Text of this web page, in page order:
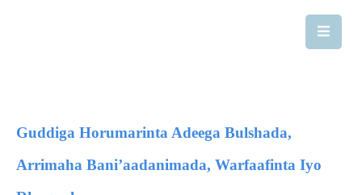
Soo
Xariir
Guddiga Horumarinta Adeega Bulshada,
Arrimaha Bani’aadanimada, Warfaafinta Iyo